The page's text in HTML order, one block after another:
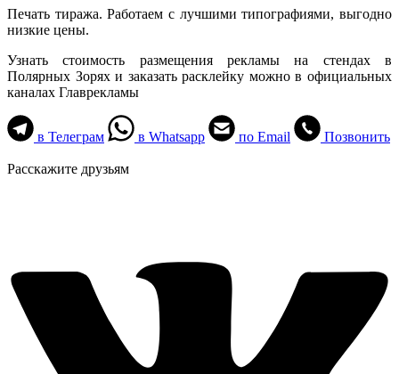
Печать тиража. Работаем с лучшими типографиями, выгодно
низкие цены.
Узнать стоимость размещения рекламы на стендах в
Полярных Зорях и заказать расклейку можно в официальных
каналах Главрекламы
в Телеграм в Whatsapp по Email Позвонить
Расскажите друзьям